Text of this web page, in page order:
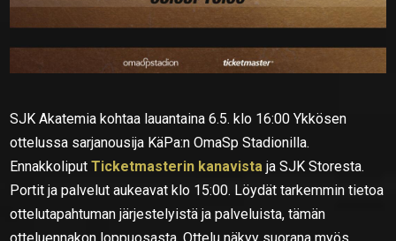
SJK Akatemia kohtaa lauantaina 6.5. klo 16:00 Ykkösen
ottelussa sarjanousija KäPa:n OmaSp Stadionilla.
EnnakkoliputTicketmasterin kanavista ja SJK Storesta.
Portit ja palvelut aukeavat klo 15:00. Löydät tarkemmin tietoa
ottelutapahtuman järjestelyistä ja palveluista, tämän
otteluennakon loppuosasta. Ottelu näkyy suorana myös